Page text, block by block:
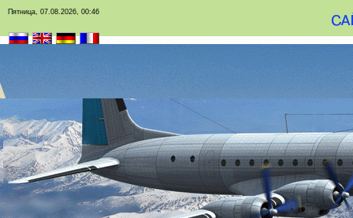
Пятница, 07.08.2026, 00:46